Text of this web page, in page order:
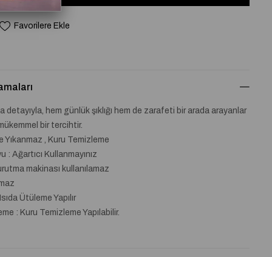
Favorilere Ekle
detayıyla, hem günlük şıklığı hem de zarafeti bir arada arayanlar
bir tercihtir.
Yıkanmaz , Kuru Temizleme
: Ağartıcı Kullanmayınız
makinası kullanılamaz
Ütüleme Yapılır
: Kuru Temizleme Yapılabilir.